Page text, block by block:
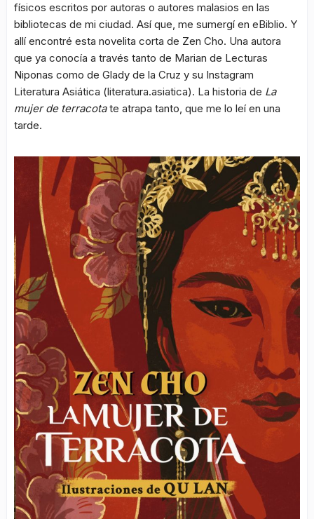
físicos escritos por autoras o autores malasios en las
bibliotecas de mi ciudad. Así que, me sumergí en eBiblio. Y
allí encontré esta novelita corta de Zen Cho. Una autora
que ya conocía a través tanto de Marian de Lecturas
Niponas como de Glady de la Cruz y su Instagram
Literatura Asiática (literatura.asiatica). La historia de La
mujer de terracotate atrapa tanto, que me lo leí en una
tarde.